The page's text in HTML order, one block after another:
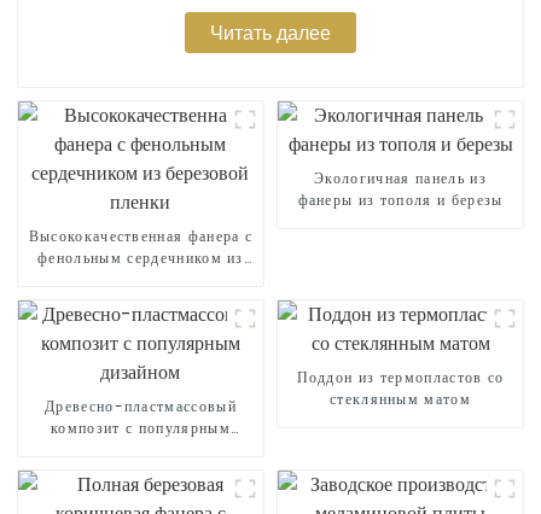
Читать далее
Высококачественная фанера с
фенольным сердечником из
Экологичная панель из
фанеры из тополя и березы
Древесно-пластмассовый
композит с популярным
Поддон из термопластов со
стеклянным матом